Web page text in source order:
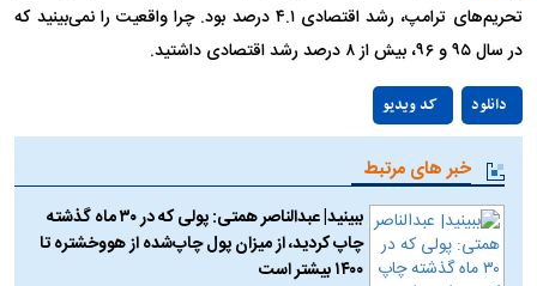
تحریم‌های ترامپ، رشد اقتصادی ۴.۱ درصد بود. چرا واقعیت را نمی‌بینید که
در سال ۹۵ و ۹۶، بیش از ۸ درصد رشد اقتصادی داشتید.
کد ویدیو دانلود
خبر های مرتبط
ببینید| عبدالناصر همتی: پولی که در ۳۰ ماه گذشته
چاپ کردید، از میزان پول چاپ‌شده از هووخشتره تا
۱۴۰۰ بیشتر است